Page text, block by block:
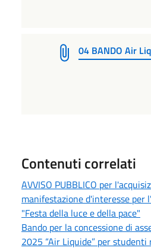
04 BANDO Air
Contenuti correlati
AVVISO PUBBLICO per
manifestazione d'interesse per
"Festa della luce e della pace"
Bando per la concessione di
2025 “Air Liquide” per